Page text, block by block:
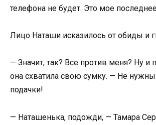
телефона не будет. Это мое
Лицо Наташи исказилось от обиды и
— Значит, так? Все против меня? Ну и
она схватила свою сумку. — Не
подачки!
— Наташенька, подожди, — Тамара